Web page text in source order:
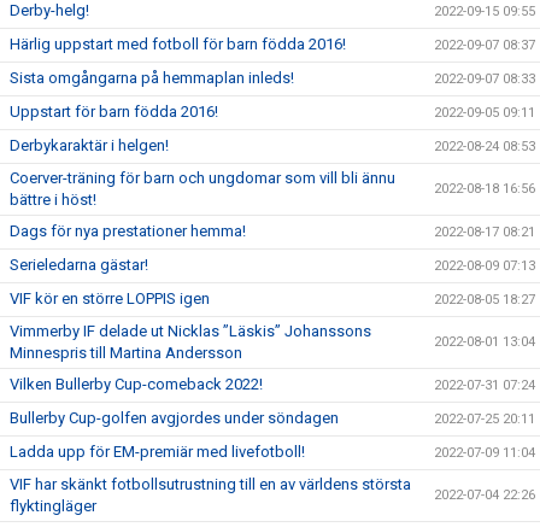
Derby-helg! 2022-09-15 09:55
Härlig uppstart med fotboll för barn födda 2016! 2022-09-07 08:37
Sista omgångarna på hemmaplan inleds! 2022-09-07 08:33
Uppstart för barn födda 2016! 2022-09-05 09:11
Derbykaraktär i helgen! 2022-08-24 08:53
Coerver-träning för barn och ungdomar som vill bli ännu
bättre i höst!
2022-08-18 16:56
Dags för nya prestationer hemma! 2022-08-17 08:21
Serieledarna gästar! 2022-08-09 07:13
VIF kör en större LOPPIS igen 2022-08-05 18:27
Vimmerby IF delade ut Nicklas ”Läskis” Johanssons
Minnespris till Martina Andersson
2022-08-01 13:04
Vilken Bullerby Cup-comeback 2022! 2022-07-31 07:24
Bullerby Cup-golfen avgjordes under söndagen 2022-07-25 20:11
Ladda upp för EM-premiär med livefotboll! 2022-07-09 11:04
VIF har skänkt fotbollsutrustning till en av världens största
flyktingläger
2022-07-04 22:26